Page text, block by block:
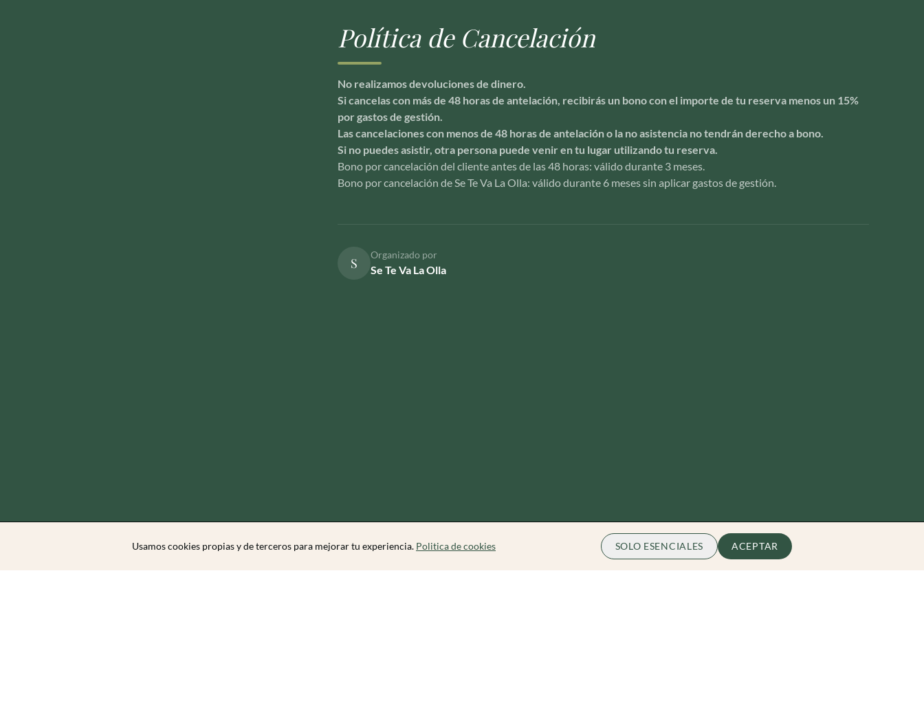
Política de Cancelación
No realizamos devoluciones de dinero.
Si cancelas con más de 48 horas de antelación, recibirás un bono con el importe de tu reserva menos un 15%
por gastos de gestión.
Las cancelaciones con menos de 48 horas de antelación o la no asistencia no tendrán derecho a bono.
Si no puedes asistir, otra persona puede venir en tu lugar utilizando tu reserva.
Bono por cancelación del cliente antes de las 48 horas: válido durante 3 meses.
Bono por cancelación de Se Te Va La Olla: válido durante 6 meses sin aplicar gastos de gestión.
S
Organizado por
Se Te Va La Olla
Usamos cookies propias y de terceros para mejorar tu experiencia. Politica de cookies SOLO ESENCIALES ACEPTAR